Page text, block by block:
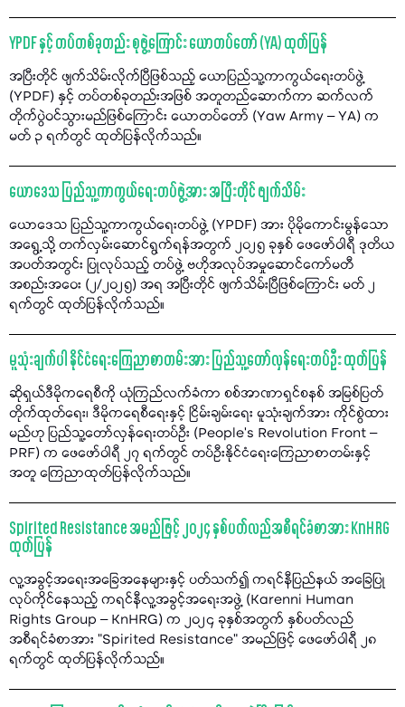
YPDF နှင့် တပ်တစ်ခုတည်း စုဖွဲ့ကြောင်း ယောတပ်တော် (YA) ထုတ်ပြန်
အပြီးတိုင် ဖျက်သိမ်းလိုက်ပြီဖြစ်သည့် ယောပြည်သူ့ကာကွယ်ရေးတပ်ဖွဲ့
(YPDF) နှင့် တပ်တစ်ခုတည်းအဖြစ် အတူတည်ဆောက်ကာ ဆက်လက်
တိုက်ပွဲဝင်သွားမည်ဖြစ်ကြောင်း ယောတပ်တော် (Yaw Army – YA) က
မတ် ၃ ရက်တွင် ထုတ်ပြန်လိုက်သည်။
ယောဒေသ ပြည်သူ့ကာကွယ်ရေးတပ်ဖွဲ့အား အပြီးတိုင် ဖျက်သိမ်း
ယောဒေသ ပြည်သူ့ကာကွယ်ရေးတပ်ဖွဲ့ (YPDF) အား ပိုမိုကောင်းမွန်သော
အရွေ့သို့ တက်လှမ်းဆောင်ရွက်ရန်အတွက် ၂၀၂၅ ခုနှစ် ဖေဖော်ဝါရီ ဒုတိယ
အပတ်အတွင်း ပြုလုပ်သည့် တပ်ဖွဲ့ ဗဟိုအလုပ်အမှုဆောင်ကော်မတီ
အစည်းအဝေး (၂/၂၀၂၅) အရ အပြီးတိုင် ဖျက်သိမ်းပြီဖြစ်ကြောင်း မတ် ၂
ရက်တွင် ထုတ်ပြန်လိုက်သည်။
မူသုံးချက်ပါ နိုင်ငံရေးကြေညာစာတမ်းအား ပြည်သူ့တော်လှန်ရေးတပ်ဦး ထုတ်ပြန်
ဆိုရှယ်ဒီမိုကရေစီကို ယုံကြည်လက်ခံကာ စစ်အာဏာရှင်စနစ် အမြစ်ပြတ်
တိုက်ထုတ်ရေး၊ ဒီမိုကရေစီရေးနှင့် ငြိမ်းချမ်းရေး မူသုံးချက်အား ကိုင်စွဲထား
မည်ဟု ပြည်သူ့တော်လှန်ရေးတပ်ဦး (People’s Revolution Front –
PRF) က ဖေဖော်ဝါရီ ၂၇ ရက်တွင် တပ်ဦးနိုင်ငံရေးကြေညာစာတမ်းနှင့်
အတူ ကြေညာထုတ်ပြန်လိုက်သည်။
Spirited Resistance အမည်ဖြင့် ၂၀၂၄ နှစ်ပတ်လည်အစီရင်ခံစာအား KnHRG
ထုတ်ပြန်
လူ့အခွင့်အရေးအခြေအနေများနှင့် ပတ်သက်၍ ကရင်နီပြည်နယ် အခြေပြု
လုပ်ကိုင်နေသည့် ကရင်နီလူ့အခွင့်အရေးအဖွဲ့ (Karenni Human
Rights Group – KnHRG) က ၂၀၂၄ ခုနှစ်အတွက် နှစ်ပတ်လည်
အစီရင်ခံစာအား "Spirited Resistance” အမည်ဖြင့် ဖေဖော်ဝါရီ ၂၈
ရက်တွင် ထုတ်ပြန်လိုက်သည်။